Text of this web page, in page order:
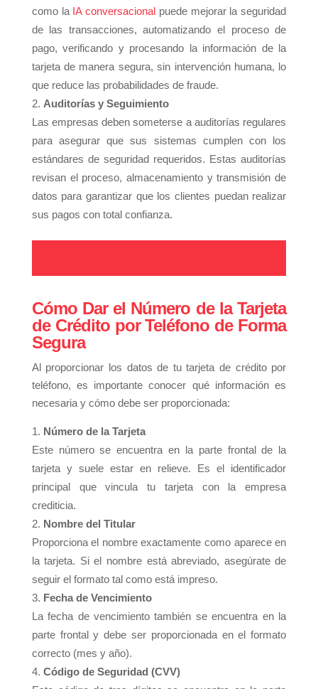
como laIA conversacional puede mejorar la seguridad
de las transacciones, automatizando el proceso de
pago, verificando y procesando la información de la
tarjeta de manera segura, sin intervención humana, lo
que reduce las probabilidades de fraude.
Auditorías y Seguimiento
Las empresas deben someterse a auditorías regulares
para asegurar que sus sistemas cumplen con los
estándares de seguridad requeridos. Estas auditorías
revisan el proceso, almacenamiento y transmisión de
datos para garantizar que los clientes puedan realizar
sus pagos con total confianza.
Cómo Dar el Número de la Tarjeta
de Crédito por Teléfono de Forma
Segura
Al proporcionar los datos de tu tarjeta de crédito por
teléfono, es importante conocer qué información es
necesaria y cómo debe ser proporcionada:
Número de la Tarjeta
Este número se encuentra en la parte frontal de la
tarjeta y suele estar en relieve. Es el identificador
principal que vincula tu tarjeta con la empresa
crediticia.
Nombre del Titular
Proporciona el nombre exactamente como aparece en
la tarjeta. Si el nombre está abreviado, asegúrate de
seguir el formato tal como está impreso.
Fecha de Vencimiento
La fecha de vencimiento también se encuentra en la
parte frontal y debe ser proporcionada en el formato
correcto (mes y año).
Código de Seguridad (CVV)